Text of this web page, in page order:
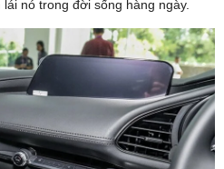
nó trong đời sống hàng ngày.